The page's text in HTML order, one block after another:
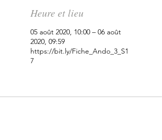
Heure et lieu
05 août 2020, 10:00 – 06 août
2020, 09:59
https://bit.ly/Fiche_Ando_3_S1
7